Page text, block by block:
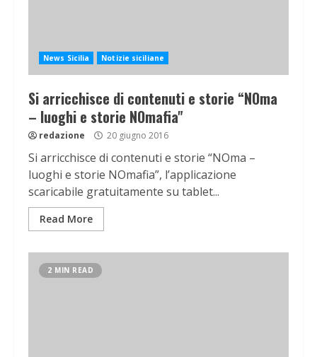
News Sicilia Notizie siciliane
Si arricchisce di contenuti e storie “NOma
– luoghi e storie NOmafia"
redazione 20 giugno 2016
Si arricchisce di contenuti e storie “NOma –
luoghi e storie NOmafia”, l’applicazione
scaricabile gratuitamente su tablet...
Read More
2 MIN READ